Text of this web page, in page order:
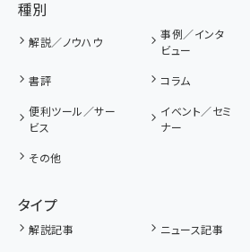
種別
解説／ノウハウ
事例／インタ
ビュー
書評 コラム
便利ツール／サー
ビス
イベント／セミ
ナー
その他
タイプ
解説記事 ニュース記事